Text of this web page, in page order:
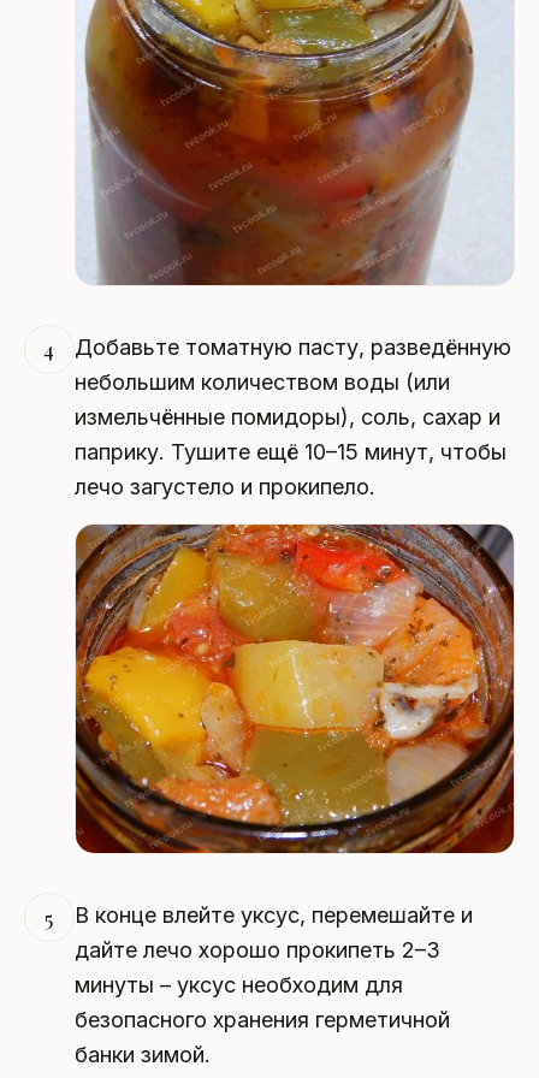
4
Добавьте томатную пасту, разведённую
небольшим количеством воды (или
измельчённые помидоры), соль, сахар и
паприку. Тушите ещё 10–15 минут, чтобы
лечо загустело и прокипело.
5
В конце влейте уксус, перемешайте и
дайте лечо хорошо прокипеть 2–3
минуты – уксус необходим для
безопасного хранения герметичной
банки зимой.